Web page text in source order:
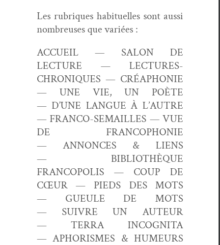
Les rubriques habituelles sont aus­si
nom­breuses que variées :
ACCUEIL — SALON DE
LECTURE —LECTURES-
CHRONIQUES — CRÉAPHONIE
— UNE VIE, UN POÈTE
— D’UNE LANGUE À L’AUTRE
— FRANCO-SEMAILLES —VUE
DE FRANCOPHONIE
— ANNONCES & LIENS
— BIBLIOTHÈQUE
FRANCOPOLIS — COUP DE
CŒUR — PIEDS DES MOTS
— GUEULE DE MOTS
— SUIVRE UN AUTEUR
— TERRA INCOGNITA
—APHORISMES & HUMEURS